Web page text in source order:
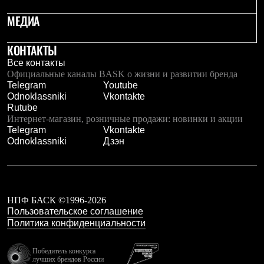
Аксессуары для спальников
Сумки и баулы
Баулы
Кошельки
Сумки
Гермомешки
Полезные аксессуары
Книги
Еда
Коврики
Обувь
Женская обувь
Ботинки
Кроссовки
Сапоги
Гамаши и бахилы
Гамаши
Бахилы
Тапочки и чуни
МЕДИА
КОНТАКТЫ
Все контакты
Официальные каналы BASK о жизни и развитии бренда
Telegram
Youtube
Odnoklassniki
Vkontakte
Rutube
Интернет-магазин, розничные продажи: новинки и акции
Telegram
Vkontakte
Odnoklassniki
Дзэн
НПФ БАСК ©1996-2026
Пользовательское соглашение
Политика конфиденциальности
Победитель конкурса
лучших брендов России